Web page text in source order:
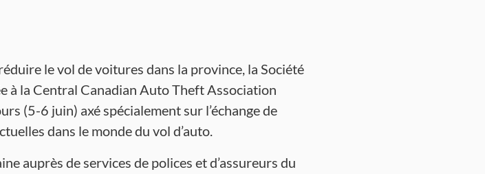
le vol de voitures dans la province, la Société
à la Central Canadian Auto Theft Association
(5-6 juin) axé spécialement sur l’échange de
dans le monde du vol d’auto.
auprès de services de polices et d’assureurs du